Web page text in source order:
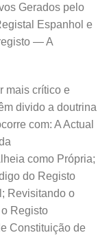
Gerados pelo
Espanhol e
— A
mais crítico e
divido a doutrina
com: A Actual
como Própria;
do Registo
Revisitando o
Registo
Constituição de